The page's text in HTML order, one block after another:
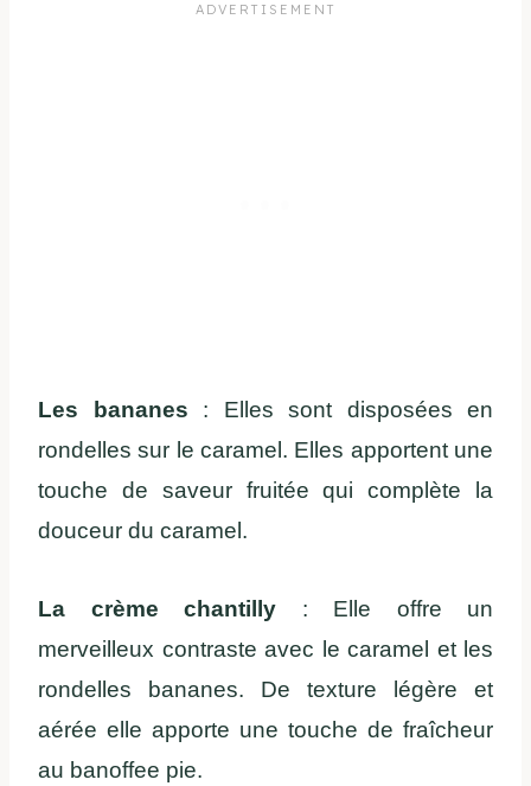
Les bananes : Elles sont disposées en
rondelles sur le caramel. Elles apportent une
touche de saveur fruitée qui complète la
douceur du caramel.
La crème chantilly : Elle offre un
merveilleux contraste avec le caramel et les
rondelles bananes. De texture légère et
aérée elle apporte une touche de fraîcheur
au banoffee pie.